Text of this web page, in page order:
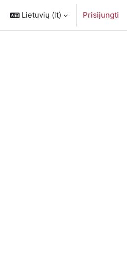
Lietuvių ‎(lt)‎ Prisijungti